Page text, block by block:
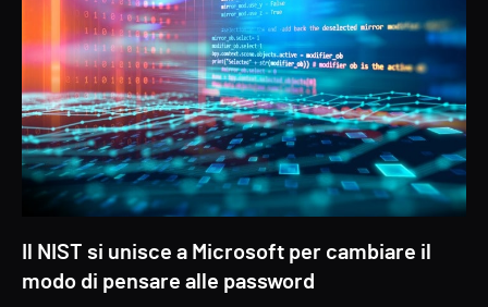
Il NIST si unisce a Microsoft per cambiare il
modo di pensare alle password